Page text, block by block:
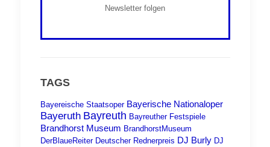
Newsletter folgen
TAGS
Bayereische Staatsoper Bayerische Nationaloper
Bayeruth Bayreuth Bayreuther Festspiele
Brandhorst Museum BrandhorstMuseum
DerBlaueReiter Deutscher Rednerpreis DJ Burly DJ